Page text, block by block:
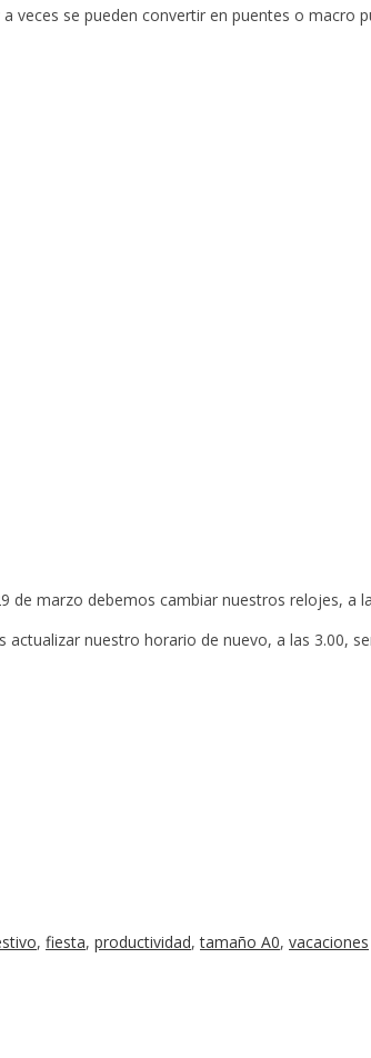
veces se pueden convertir en puentes o macro
marzo debemos cambiar nuestros relojes, a
nuestro horario de nuevo, a las 3.00,
, fiesta, productividad,tamaño A0, vacaciones